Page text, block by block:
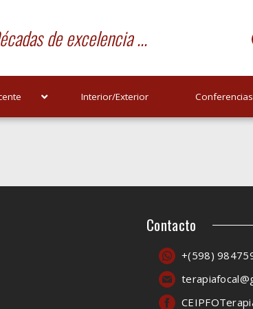
de excelencia ...
Interior/Exterior Conferencias
Contacto
+(598)